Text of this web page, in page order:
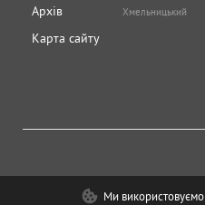
Архів
Карта сайту
Хмельницький
Ми використовуємо